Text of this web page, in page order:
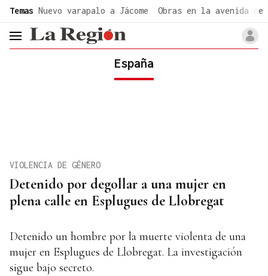
Temas Nuevo varapalo a Jácome Obras en la avenida de
header.menu.open
España
Detenido por degollar a una mujer en
plena calle en Esplugues de Llobregat
VIOLENCIA DE GÉNERO
Detenido un hombre por la muerte violenta de una
mujer en Esplugues de Llobregat. La investigación
sigue bajo secreto.